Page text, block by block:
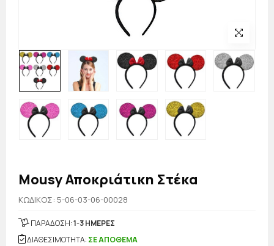
Mousy Αποκριάτικη Στέκα
KΩΔΙΚΟΣ: 5-06-03-06-00028
ΠΑΡΑΔΟΣΗ:1-3 ΗΜΕΡΕΣ
ΔΙΑΘΕΣΙΜΟΤΗΤΑ: ΣΕ ΑΠΟΘΕΜΑ